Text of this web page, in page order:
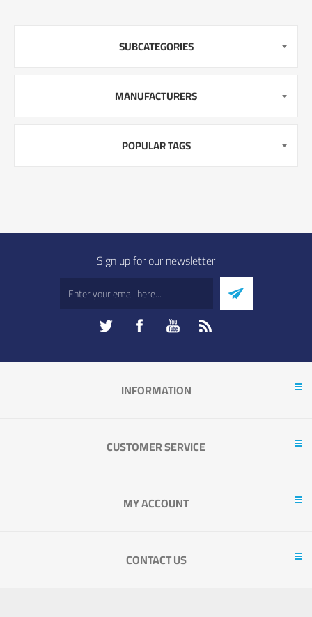
SUBCATEGORIES
MANUFACTURERS
POPULAR TAGS
Sign up for our newsletter
INFORMATION
CUSTOMER SERVICE
MY ACCOUNT
CONTACT US